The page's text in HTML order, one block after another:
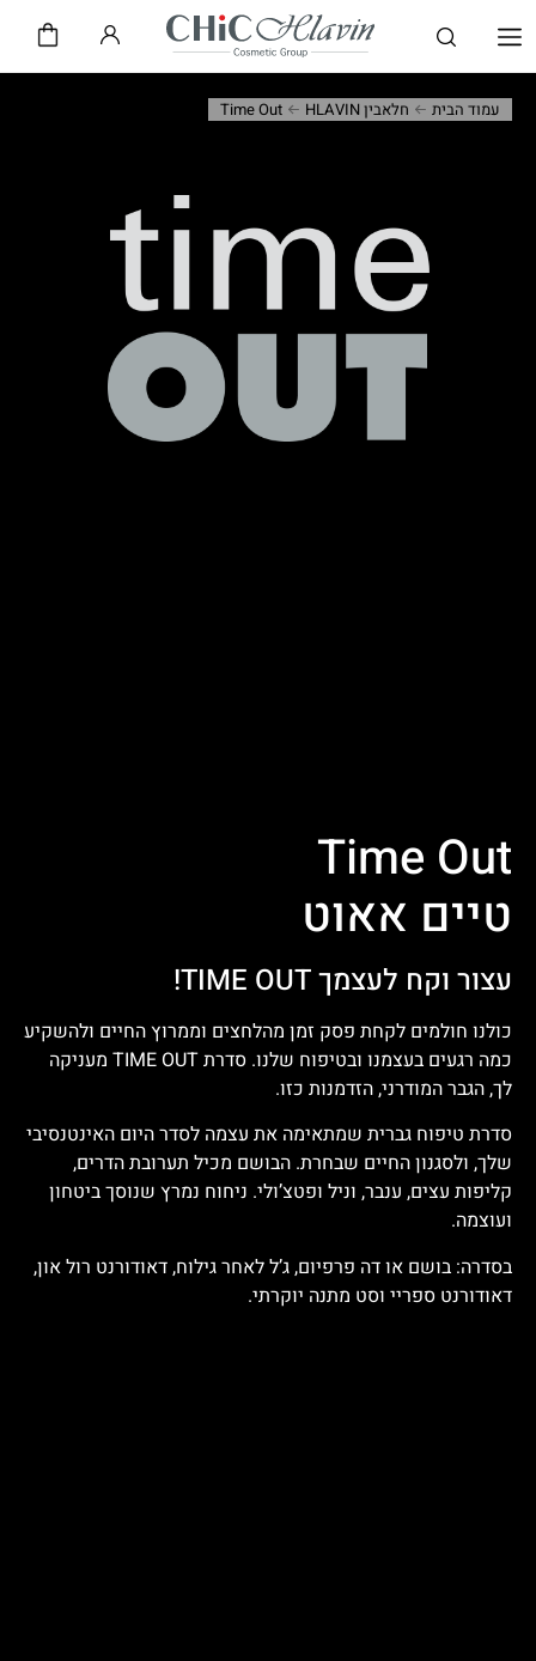
עמוד הבית חלאבין HLAVIN Time Out
Time Out
טיים אאוט
עצור וקח לעצמך TIME OUT!
כולנו חולמים לקחת פסק זמן מהלחצים וממרוץ החיים ולהשקיע
כמה רגעים בעצמנו ובטיפוח שלנו. סדרת TIME OUT מעניקה
לך, הגבר המודרני, הזדמנות כזו.
סדרת טיפוח גברית שמתאימה את עצמה לסדר היום האינטנסיבי
שלך, ולסגנון החיים שבחרת. הבושם מכיל תערובת הדרים,
קליפות עצים, ענבר, וניל ופטצ’ולי. ניחוח נמרץ שנוסך ביטחון
ועוצמה.
בסדרה: בושם או דה פרפיום, ג’ל לאחר גילוח, דאודורנט רול און,
דאודורנט ספריי וסט מתנה יוקרתי.